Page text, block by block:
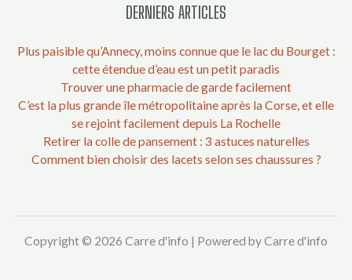
DERNIERS ARTICLES
Plus paisible qu’Annecy, moins connue que le lac du Bourget :
cette étendue d’eau est un petit paradis
Trouver une pharmacie de garde facilement
C’est la plus grande île métropolitaine après la Corse, et elle
se rejoint facilement depuis La Rochelle
Retirer la colle de pansement : 3 astuces naturelles
Comment bien choisir des lacets selon ses chaussures ?
Copyright © 2026 Carre d'info | Powered by Carre d'info